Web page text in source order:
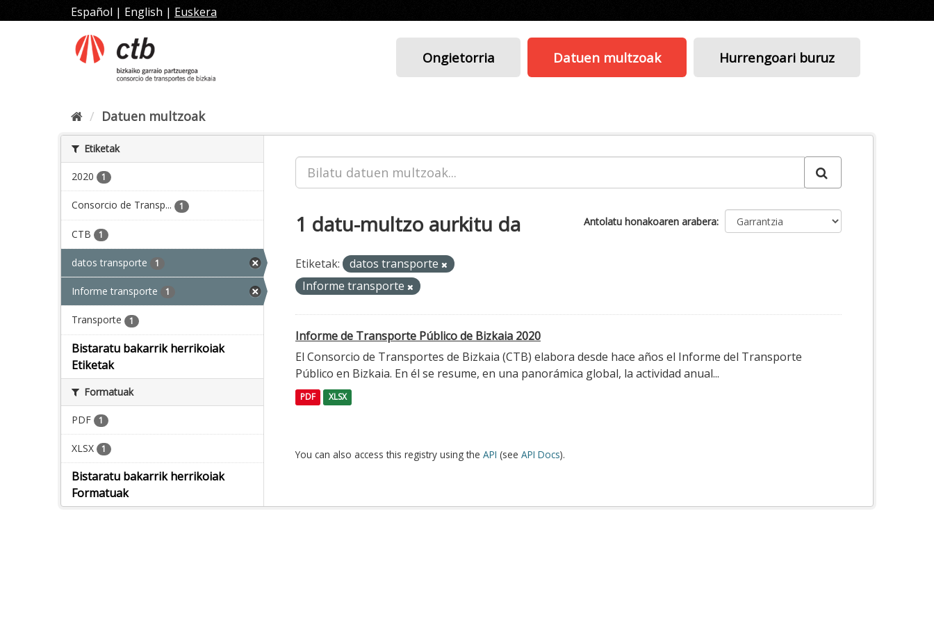
edukira
Español | English | Euskera
Ongietorria Datuen multzoak Hurrengoari buruz
Datuen multzoak
Etiketak
2020 1
Consorcio de Transp... 1
CTB 1
datos transporte 1
Informe transporte 1
Transporte 1
Bistaratu bakarrik herrikoiak
Etiketak
Formatuak
PDF 1
XLSX 1
Bistaratu bakarrik herrikoiak
Formatuak
Antolatu honakoaren arabera
1 datu-multzo aurkitu da
Etiketak:
datos transporte
Informe transporte
Informe de Transporte Público de Bizkaia 2020
El Consorcio de Transportes de Bizkaia (CTB) elabora desde hace años el Informe del Transporte
Público en Bizkaia. En él se resume, en una panorámica global, la actividad anual...
PDF XLSX
You can also access this registry using the API (see API Docs).